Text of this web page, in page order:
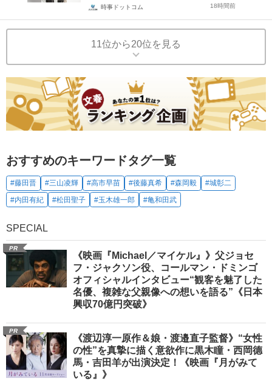
時事ドットコム 18時間前
11位から20位を見る
おすすめのキーワードタグ一覧
#藤田晋 #三山凌輝 #高市早苗 #後藤真希 #森岡毅
#城彰二
#内田有紀
#松田聖子 #玉木雄一郎 #亀和田武
SPECIAL
PR
《映画『Michael／マイケル』》父ジョセ
フ・ジャクソン役、コールマン・ドミンゴ
オフィシャルインタビュー“観客を魅了した
名優、複雑な父親像への想いを語る”《日本
興収70億円突破》
PR
《渡辺淳一原作＆娘・渡邉直子監督》“女性
の性”を真摯に描く意欲作に黒木瞳・西岡德
馬・吉田羊が出演決定！《映画『月がみて
いる』》